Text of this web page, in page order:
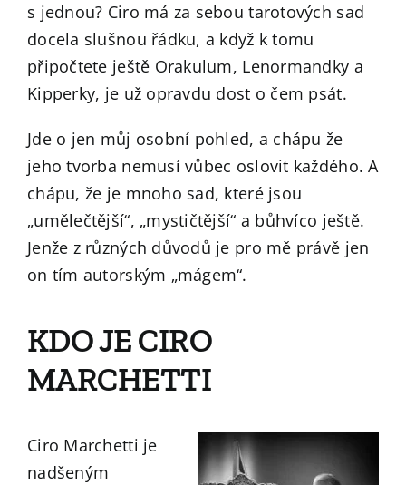
s jednou? Ciro má za sebou tarotových sad
docela slušnou řádku, a když k tomu
připočtete ještě Orakulum, Lenormandky a
Kipperky, je už opravdu dost o čem psát.
Jde o jen můj osobní pohled, a chápu že
jeho tvorba nemusí vůbec oslovit každého. A
chápu, že je mnoho sad, které jsou
„umělečtější“, „mystičtější“ a bůhvíco ještě.
Jenže z různých důvodů je pro mě právě jen
on tím autorským „mágem“.
KDO JE CIRO
MARCHETTI
Ciro Marchetti je
nadšeným